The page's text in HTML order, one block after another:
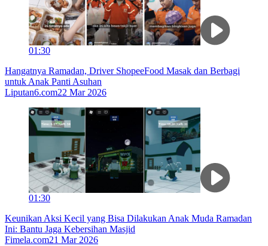
01:30
Hangatnya Ramadan, Driver ShopeeFood Masak dan Berbagi
untuk Anak Panti Asuhan
Liputan6.com22 Mar 2026
01:30
Keunikan Aksi Kecil yang Bisa Dilakukan Anak Muda Ramadan
Ini: Bantu Jaga Kebersihan Masjid
Fimela.com21 Mar 2026